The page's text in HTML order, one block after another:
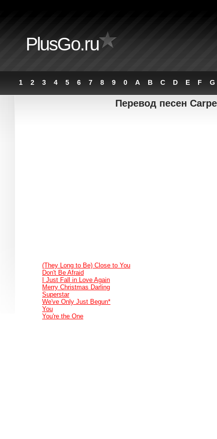
PlusGo.ru
1 2 3 4 5 6 7 8 9 0 A B C D E F G
Перевод песен
(They Long to Be) Close to You
Don't Be Afraid
I Just Fall in Love Again
Merry Christmas Darling
Superstar
We've Only Just Begun*
You
You're the One